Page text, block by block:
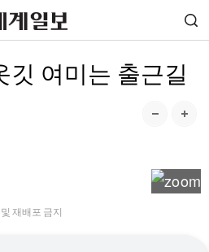
깃 여미는 출근길
재배포 금지